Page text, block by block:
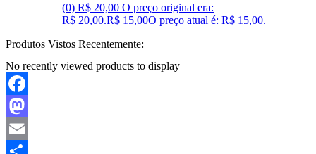
(0) R$20,00 O preço original era:
R$ 20,00.R$ 15,00O preço atual é: R$ 15,00.
Produtos Vistos Recentemente:
No recently viewed products to display
Facebook
Mastodon
Email